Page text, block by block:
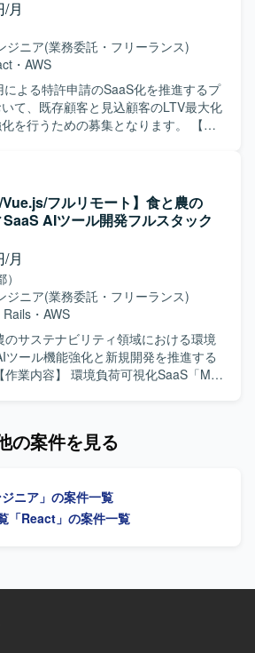
特許エンジンをパッケージ提供する
開発にとどまらず、スキーマ設計や
して携われます。 【開発環境】
on Railsを使用します。Claude
、CodexなどのAIツールを活用した開
/月
ジニア(業務委託・フリーランス)
・ AWS
による特許申請のSaaS化を推進するプ
て、既存顧客と見込顧客のLTV最大化
行うための募集となります。 【作
して顧客ごとのデータが相互に混在・
た設計や、安定稼働を前提とした高
ただきます。 AI駆動開発環境および
ルを活用しながら、SEとして自走的
人物像】 AIコーデ
に活用しながらも、生成物の品質を
を回せる方を求めています。 要件を
の指示内容を自ら工夫できる方や、
体的にタスクを進められる方がフィ
験でき、LLMや各種AIツールを用い
に携わることができます。 特許申請
としたWebアプリケーション開発環境
フルリモート】食と農の
AIツール開発フルスタック
/月
ジニア(業務委託・フリーランス)
Rails ・ AWS
のサステナビリティ領域における環境
ツール機能強化と新規開発を推進する
およびバックエンド開発を担当し、
た先進的なAI機能の実装に携わり、3
アジャイルな機能開発およびコード管
の設計や仕組みづくり、アーキテク
育てる過程に興味があり、スタート
関わりたい方にマッチします。サス
の案件を見る
ニア」の案件一覧
「React」の案件一覧